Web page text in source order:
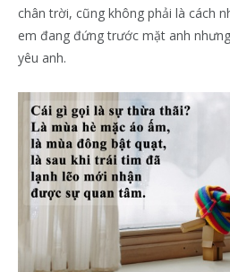
chân trời, cũng không phải là cách
em đang đứng trước mặt anh
yêu anh.